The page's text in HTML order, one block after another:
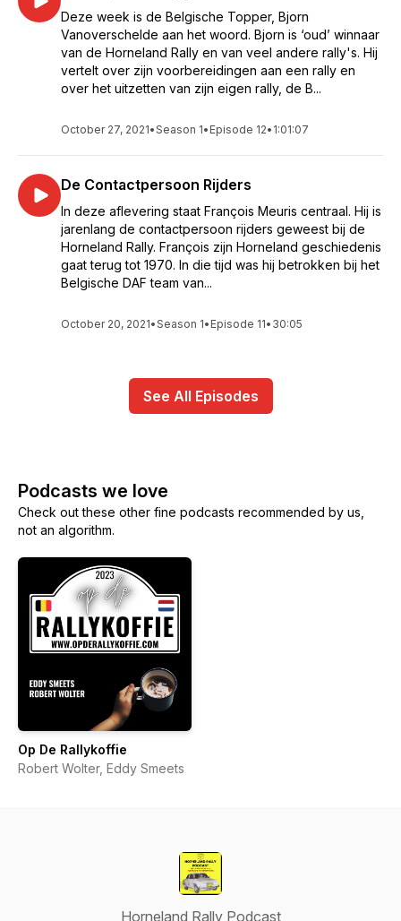
Deze week is de Belgische Topper, Bjorn
Vanoverschelde aan het woord. Bjorn is ‘oud’ winnaar
van de Horneland Rally en van veel andere rally's. Hij
vertelt over zijn voorbereidingen aan een rally en
over het uitzetten van zijn eigen rally, de B...
October 27, 2021•Season 1• Episode 12• 1:01:07
De Contactpersoon Rijders
In deze aflevering staat François Meuris centraal. Hij is
jarenlang de contactpersoon rijders geweest bij de
Horneland Rally. François zijn Horneland geschiedenis
gaat terug tot 1970. In die tijd was hij betrokken bij het
Belgische DAF team van...
October 20, 2021•Season 1• Episode 11• 30:05
See All Episodes
Podcasts we love
Check out these other fine podcasts recommended by us,
not an algorithm.
Op De Rallykoffie
Robert Wolter, Eddy Smeets
Horneland Rally Podcast